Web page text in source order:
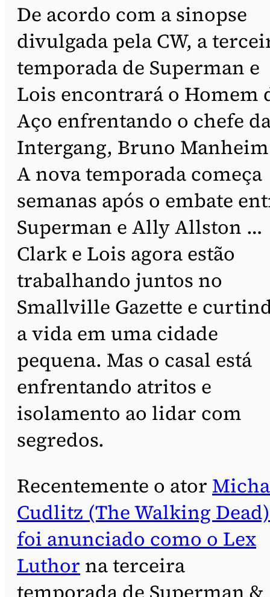
De acordo com a sinopse
divulgada pela CW, a
temporada de Superman e
Lois encontrará o Homem
Aço enfrentando o chefe
Intergang, Bruno
A nova temporada começa
semanas após o embate
Superman e Ally Allston …
Clark e Lois agora estão
trabalhando juntos no
Smallville Gazette e
a vida em uma cidade
pequena. Mas o casal está
enfrentando atritos e
isolamento ao lidar com
segredos.
Recentemente o ator
Cudlitz (The Walking Dead)
foi anunciado como o Lex
Luthor na terceira